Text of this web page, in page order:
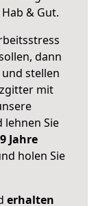
& Gut.
dann
stellen
mit
lehnen Sie
Jahre
holen Sie
erhalten